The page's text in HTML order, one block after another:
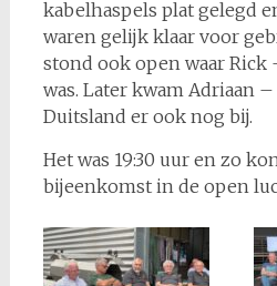
kabelhaspels plat gelegd
waren gelijk klaar voor
stond ook open waar Rick
was. Later kwam Adriaan
Duitsland er ook nog bij.
Het was 19:30 uur en zo
bijeenkomst in de open